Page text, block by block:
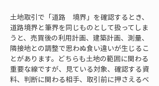
土地取引で「道路　境界」を確認するとき、
道路境界と筆界を同じものとして扱ってしま
うと、売買後の利用計画、建築計画、測量、
隣接地との調整で思わぬ食い違いが生じるこ
とがあります。どちらも土地の範囲に関わる
重要な線ですが、見ている対象、確認する資
料、判断に関わる相手、取引前に押さえるべ